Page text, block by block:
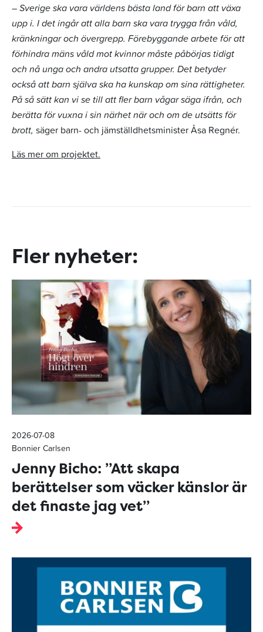
– Sverige ska vara världens bästa land för barn att växa
upp i. I det ingår att alla barn ska vara trygga från våld,
kränkningar och övergrepp. Förebyggande arbete för att
förhindra mäns våld mot kvinnor måste påbörjas tidigt
och nå unga och andra utsatta grupper. Det betyder
också att barn själva ska ha kunskap om sina rättigheter.
På så sätt kan vi se till att fler barn vågar säga ifrån, och
berätta för vuxna i sin närhet när och om de utsätts för
brott, säger barn- och jämställdhetsminister Åsa Regnér.
Läs mer om projektet.
Fler nyheter:
2026-07-08
Bonnier Carlsen
Jenny Bicho: ”Att skapa
berättelser som väcker känslor är
det finaste jag vet”